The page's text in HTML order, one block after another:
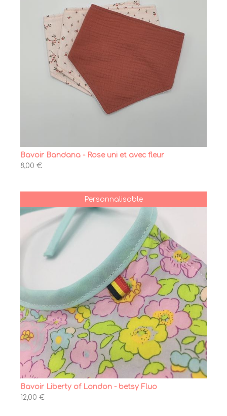
Bavoir Bandana - Rose uni et avec fleur
8,00 €
Personnalisable
Bavoir Liberty of London - betsy Fluo
12,00 €